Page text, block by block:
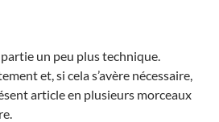
un peu plus technique.
et, si cela s’avère nécessaire,
article en plusieurs morceaux